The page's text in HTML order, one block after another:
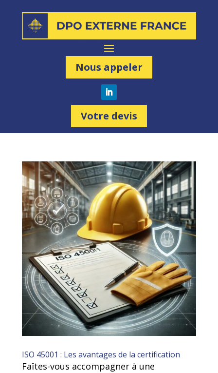
Nous appeler
Votre devis
ISO 45001 : Les avantages de la certification
Faîtes-vous accompagner à une